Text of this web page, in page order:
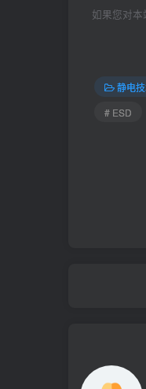
如果您对
静电
# ESD